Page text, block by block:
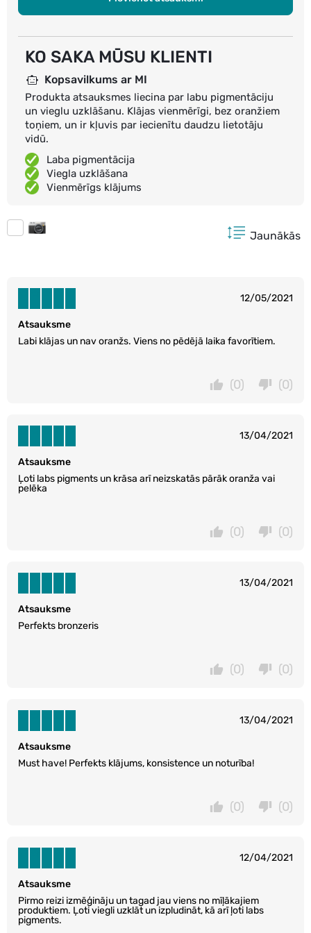
KO SAKA MŪSU KLIENTI
Kopsavilkums ar MI
Produkta atsauksmes liecina par labu pigmentāciju
un vieglu uzklāšanu. Klājas vienmērīgi, bez oranžiem
toņiem, un ir kļuvis par iecienītu daudzu lietotāju
vidū.
Laba pigmentācija
Viegla uzklāšana
Vienmērīgs klājums
Jaunākās
12/05/2021
Atsauksme
Labi klājas un nav oranžs. Viens no pēdējā laika favorītiem.
(0)
(0)
13/04/2021
Atsauksme
Ļoti labs pigments un krāsa arī neizskatās pārāk oranža vai
pelēka
(0)
(0)
13/04/2021
Atsauksme
Perfekts bronzeris
(0)
(0)
13/04/2021
Atsauksme
Must have! Perfekts klājums, konsistence un noturība!
(0)
(0)
12/04/2021
Atsauksme
Pirmo reizi izmēģināju un tagad jau viens no mīļākajiem
produktiem. Ļoti viegli uzklāt un izpludināt, kā arī ļoti labs
pigments.